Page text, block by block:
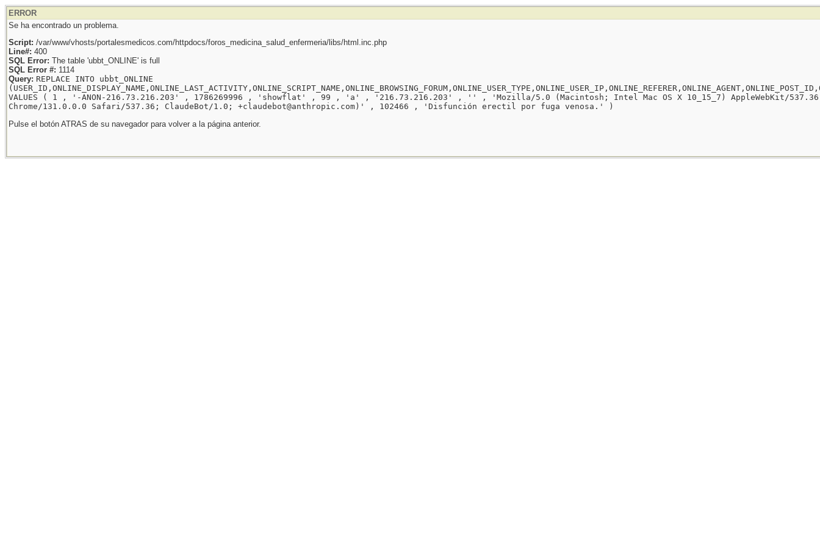
ERROR
Se ha encontrado un problema.
Script: /var/www/vhosts/portalesmedicos.com/httpdocs/foros_medicina_salud_enfermeria/libs/html.inc.php
Line#: 400
SQL Error: The table 'ubbt_ONLINE' is full
SQL Error #: 1114
Query: REPLACE INTO ubbt_ONLINE
VALUES ( 1 , '-ANON-216.73.216.203' , 1786269996 , 'showflat' , 99 , 'a' , '216.73.216.203' , '' , 'Mozilla/5.0 (Macintosh; Intel Mac OS X 10_15_7) AppleWebKit/537.36
Chrome/131.0.0.0 Safari/537.36; ClaudeBot/1.0; +claudebot@anthropic.com)' , 102466 , 'Disfunción erectil por fuga venosa.' )
Pulse el botón ATRAS de su navegador para volver a la página anterior.